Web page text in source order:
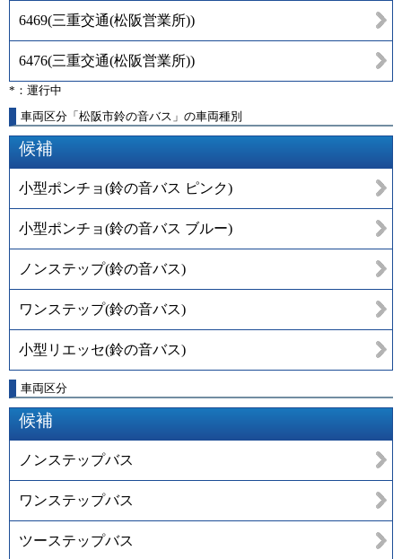
6469(三重交通(松阪営業所))
6476(三重交通(松阪営業所))
*：運行中
車両区分「松阪市鈴の音バス」の車両種別
候補
小型ポンチョ(鈴の音バス ピンク)
小型ポンチョ(鈴の音バス ブルー)
ノンステップ(鈴の音バス)
ワンステップ(鈴の音バス)
小型リエッセ(鈴の音バス)
車両区分
候補
ノンステップバス
ワンステップバス
ツーステップバス